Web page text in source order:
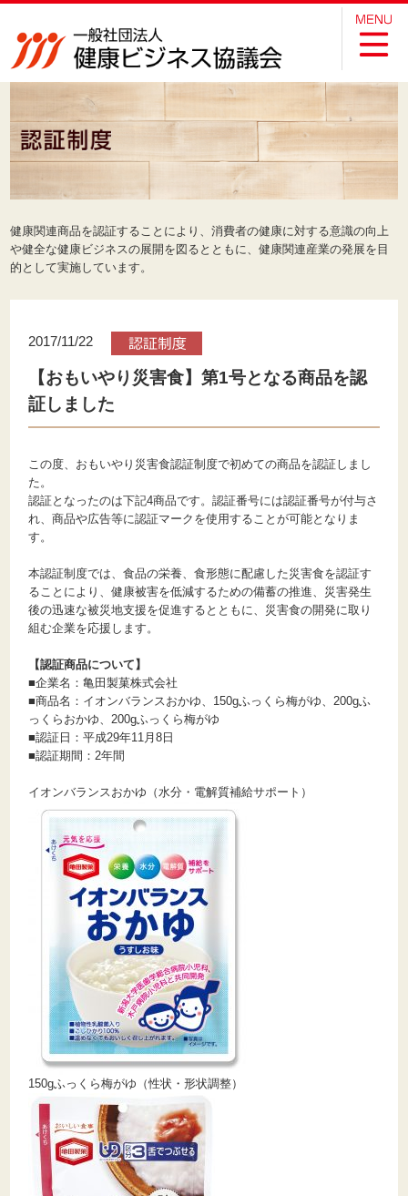
健康関連商品を認証することにより、消費者の健康に対する意識の向上
や健全な健康ビジネスの展開を図るとともに、健康関連産業の発展を目
的として実施しています。
2017/11/22
【おもいやり災害食】第1号となる商品を認
証しました
この度、おもいやり災害食認証制度で初めての商品を認証しまし
た。
認証となったのは下記4商品です。認証番号には認証番号が付与さ
れ、商品や広告等に認証マークを使用することが可能となりま
す。
本認証制度では、食品の栄養、食形態に配慮した災害食を認証す
ることにより、健康被害を低減するための備蓄の推進、災害発生
後の迅速な被災地支援を促進するとともに、災害食の開発に取り
組む企業を応援します。
【認証商品について】
■企業名：亀田製菓株式会社
■商品名：イオンバランスおかゆ、150gふっくら梅がゆ、200gふ
っくらおかゆ、200gふっくら梅がゆ
■認証日：平成29年11月8日
■認証期間：2年間
イオンバランスおかゆ（水分・電解質補給サポート）
150gふっくら梅がゆ（性状・形状調整）